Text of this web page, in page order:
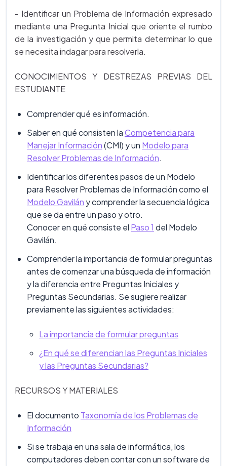
- Identificar un Problema de Información expresado
mediante una Pregunta Inicial que oriente el rumbo
de la investigación y que permita determinar lo que
se necesita indagar para resolverla.
CONOCIMIENTOS Y DESTREZAS PREVIAS DEL
ESTUDIANTE
Comprender qué es información.
Saber en qué consisten laCompetencia para
Manejar Información(CMI) y un Modelo para
Resolver Problemas de Información.
Identificar los diferentes pasos de un Modelo
para Resolver Problemas de Información como el
Modelo Gavilán y comprender la secuencia lógica
que se da entre un paso y otro.
Conocer en qué consiste el Paso 1 del Modelo
Gavilán.
Comprender la importancia de formular preguntas
antes de comenzar una búsqueda de información
y la diferencia entre Preguntas Iniciales y
Preguntas Secundarias. Se sugiere realizar
previamente las siguientes actividades:
La importancia de formular preguntas
¿En qué se diferencian las Preguntas Iniciales
y las Preguntas Secundarias?
RECURSOS Y MATERIALES
El documento Taxonomía de los Problemas de
Información
Si se trabaja en una sala de informática, los
computadores deben contar con un software de